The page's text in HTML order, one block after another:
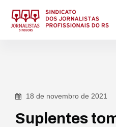
18 de novembro de 2021
Suplentes